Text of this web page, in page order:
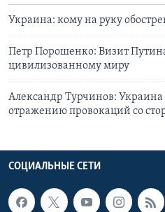
Украина: кому на руку
Петр Порошенко: Визит
цивилизованному миру
Александр Турчинов: Украина
отражению провокаций со
СОЦИАЛЬНЫЕ СЕТИ